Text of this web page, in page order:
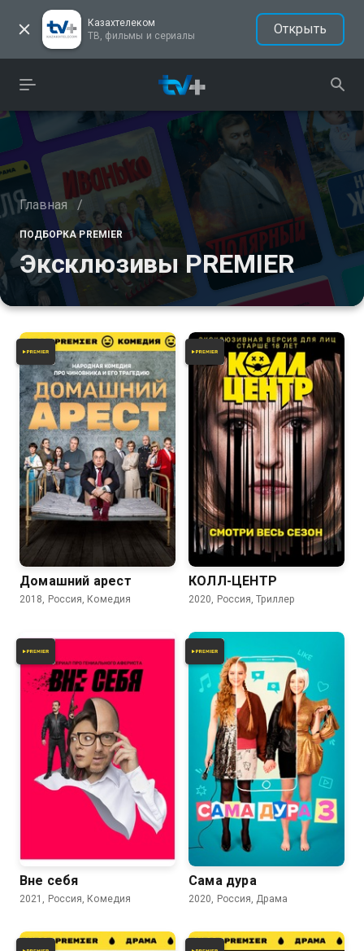
Казахтелеком
ТВ, фильмы и сериалы
Открыть
Главная /
ПОДБОРКА PREMIER
Эксклюзивы PREMIER
7.9
Домашний арест
2018, Россия, Комедия
7.4 6.7
КОЛЛ-ЦЕНТР
2020, Россия, Триллер
Вне себя
2021, Россия, Комедия
7.4
Сама дура
2020, Россия, Драма